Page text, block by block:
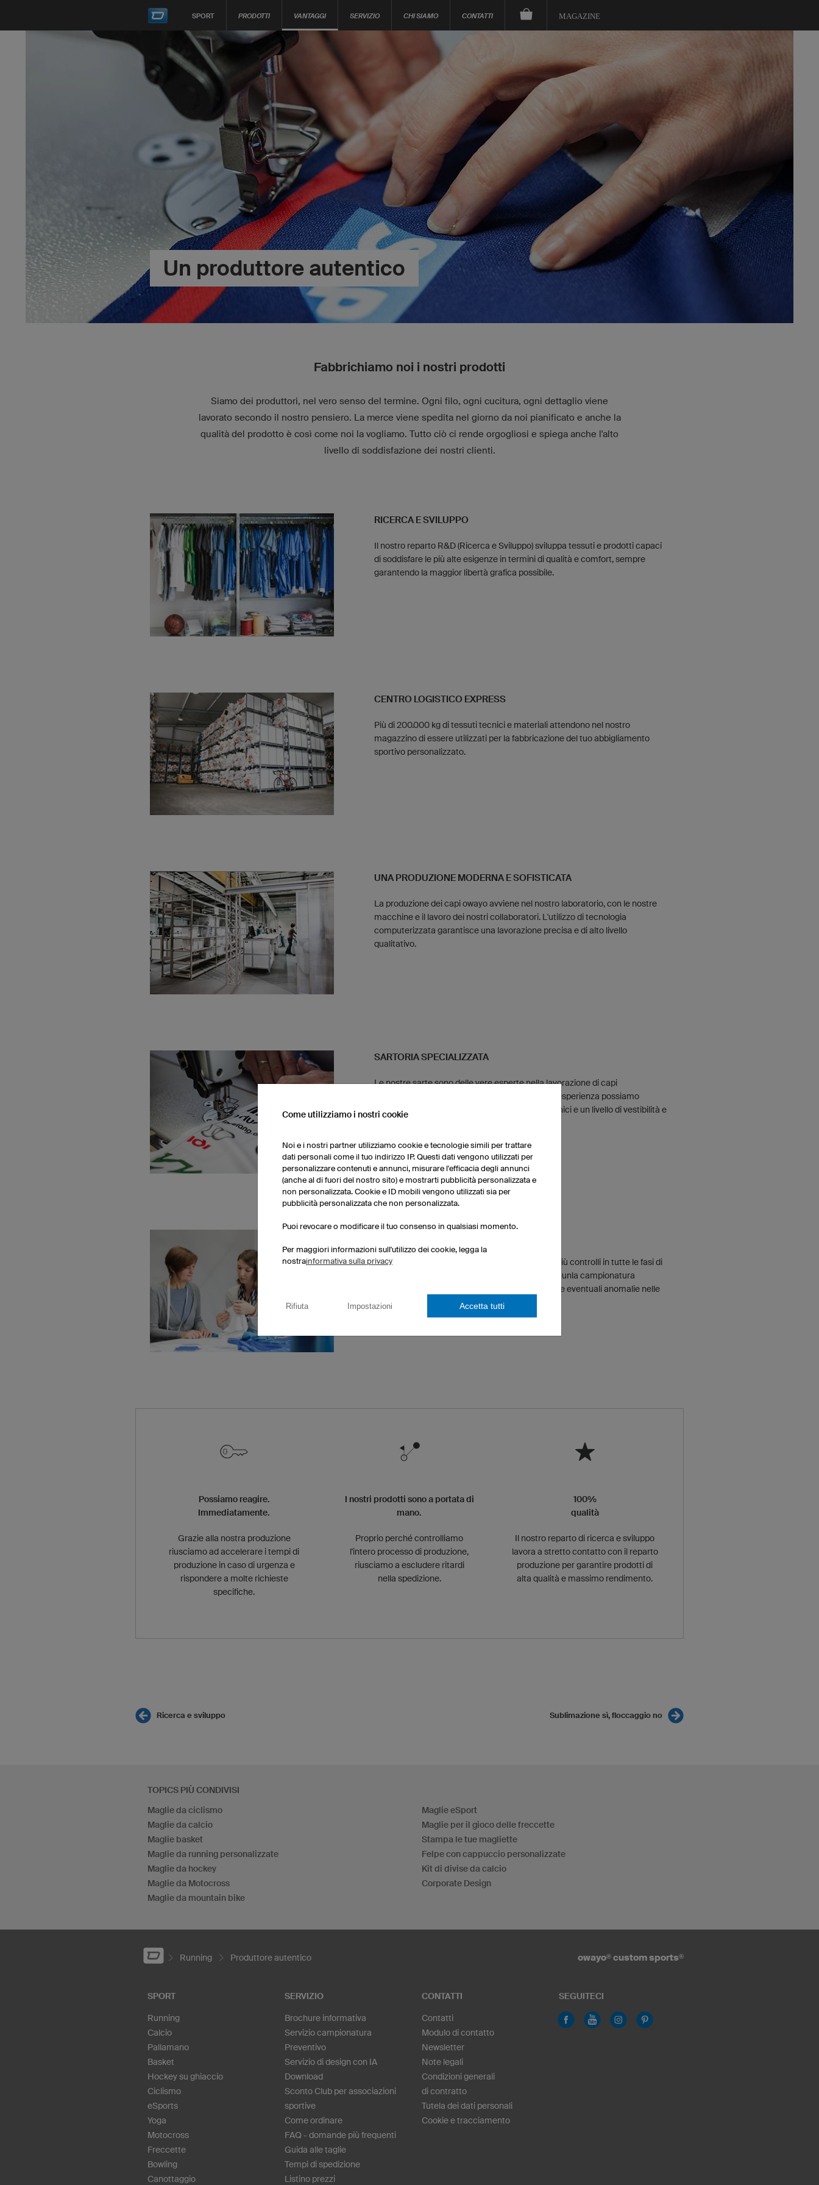
SPORT PRODOTTI VANTAGGI SERVIZIO CHI SIAMO CONTATTI MAGAZINE
Un produttore autentico
Fabbrichiamo noi i nostri prodotti
Siamo dei produttori, nel vero senso del termine. Ogni filo, ogni cucitura, ogni dettaglio viene
lavorato secondo il nostro pensiero. La merce viene spedita nel giorno da noi pianificato e anche la
qualità del prodotto è così come noi la vogliamo. Tutto ciò ci rende orgogliosi e spiega anche l'alto
livello di soddisfazione dei nostri clienti.
RICERCA E SVILUPPO
Il nostro reparto R&D (Ricerca e Sviluppo) sviluppa tessuti e prodotti capaci
di soddisfare le più alte esigenze in termini di qualità e comfort, sempre
garantendo la maggior libertà grafica possibile.
CENTRO LOGISTICO EXPRESS
Più di 200.000 kg di tessuti tecnici e materiali attendono nel nostro
magazzino di essere utilizzati per la fabbricazione del tuo abbigliamento
sportivo personalizzato.
UNA PRODUZIONE MODERNA E SOFISTICATA
La produzione dei capi owayo avviene nel nostro laboratorio, con le nostre
macchine e il lavoro dei nostri collaboratori. L'utilizzo di tecnologia
computerizzata garantisce una lavorazione precisa e di alto livello
qualitativo.
SARTORIA SPECIALIZZATA
Le nostre sarte sono delle vere esperte nella lavorazione di capi
d'abbigliamento personalizzato. Grazie alla loro esperienza possiamo
garantire una rifinitura eccellente dei tessuti tecnici e un livello di vestibilità e
La qualità dei nostri prodotti viene sottoposta a più controlli in tutte le fasi di
produzione. Prima della spedizione dell'ordine alcunla campionatura
vengono misurati dalle nostre sarte per escludere eventuali anomalie nelle
taglie.
Possiamo reagire.
Immediatamente.
Grazie alla nostra produzione
riusciamo ad accelerare i tempi di
produzione in caso di urgenza e
rispondere a molte richieste
specifiche.
I nostri prodotti sono a portata di
mano.
Proprio perché controlliamo
l'intero processo di produzione,
riusciamo a escludere ritardi
nella spedizione.
100%
qualità
Il nostro reparto di ricerca e sviluppo
lavora a stretto contatto con il reparto
produzione per garantire prodotti di
alta qualità e massimo rendimento.
Ricerca e sviluppo Sublimazione sì, floccaggio no
TOPICS PIÙ CONDIVISI
Maglie da ciclismo
Maglie da calcio
Maglie basket
Maglie da running personalizzate
Maglie da hockey
Maglie da Motocross
Maglie da mountain bike
Maglie eSport
Maglie per il gioco delle freccette
Stampa le tue magliette
Felpe con cappuccio personalizzate
Kit di divise da calcio
Corporate Design
Running Produttore autentico owayo® custom sports®
SPORT
Running
Calcio
Pallamano
Basket
Hockey su ghiaccio
Ciclismo
eSports
Yoga
Motocross
Freccette
Bowling
Canottaggio
SERVIZIO
Brochure informativa
Servizio campionatura
Preventivo
Servizio di design con IA
Download
Sconto Club per associazioni
sportive
Come ordinare
FAQ - domande più frequenti
Guida alle taglie
Tempi di spedizione
Listino prezzi
CONTATTI
Contatti
Modulo di contatto
Newsletter
Note legali
Condizioni generali
di contratto
Tutela dei dati personali
Cookie e tracciamento
SEGUITECI
Come utilizziamo i nostri cookie
Noi e i nostri partner utilizziamo cookie e tecnologie simili per trattare
dati personali come il tuo indirizzo IP. Questi dati vengono utilizzati per
personalizzare contenuti e annunci, misurare l'efficacia degli annunci
(anche al di fuori del nostro sito) e mostrarti pubblicità personalizzata e
non personalizzata. Cookie e ID mobili vengono utilizzati sia per
pubblicità personalizzata che non personalizzata.
Puoi revocare o modificare il tuo consenso in qualsiasi momento.
Per maggiori informazioni sull'utilizzo dei cookie, legga la
nostrainformativa sulla privacy
Rifiuta Impostazioni Accetta tutti